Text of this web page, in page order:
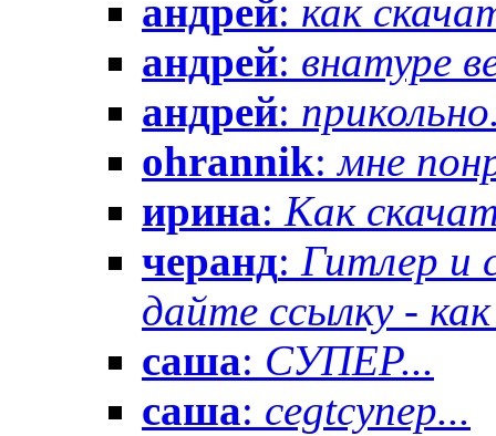
андрей: как
андрей: внатуре
андрей:
ohrannik:мне
ирина: Как
черанд: Гитлер и
дайте ссылку -
саша: СУПЕР...
саша: cegtсупер...